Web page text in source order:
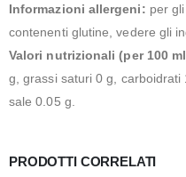
Informazioni allergeni: per
contenenti glutine, vedere gli
Valori nutrizionali (per 100
g, grassi saturi 0 g, carboidrati
sale 0.05 g.
PRODOTTI CORRELATI